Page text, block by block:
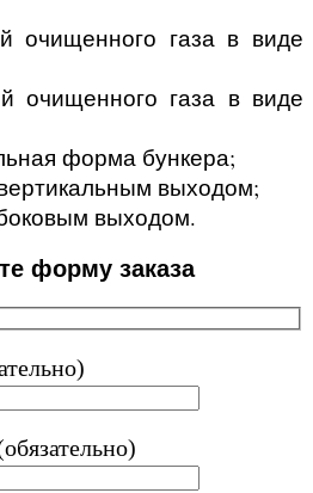
газа в виде
газа в виде
форма бункера;
выходом;
выходом.
форму заказа